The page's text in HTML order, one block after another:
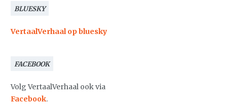
BLUESKY
VertaalVerhaal op bluesky
FACEBOOK
Volg VertaalVerhaal ook via
Facebook.